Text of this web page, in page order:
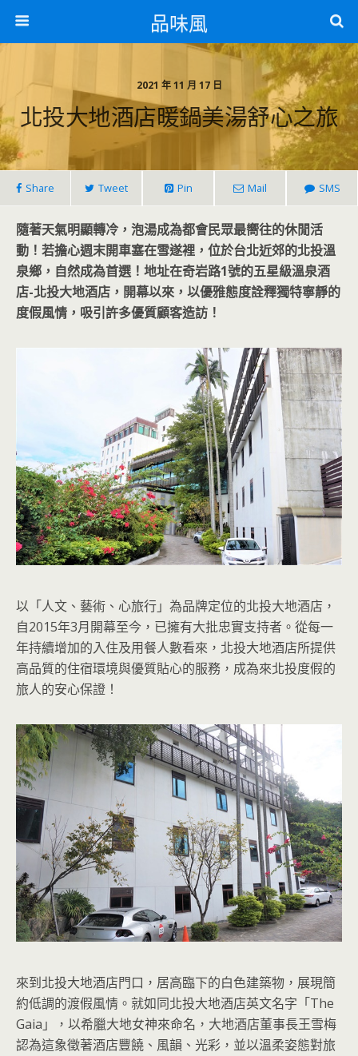
品味風
2021 年 11 月 17 日
北投大地酒店暖鍋美湯舒心之旅
Share Tweet Pin Mail SMS
隨著天氣明顯轉冷，泡湯成為都會民眾最嚮往的休閒活
動！若擔心週末開車塞在雪遂裡，位於台北近郊的北投溫
泉鄉，自然成為首選！地址在奇岩路1號的五星級溫泉酒
店-北投大地酒店，開幕以來，以優雅態度詮釋獨特寧靜的
度假風情，吸引許多優質顧客造訪！
以「人文、藝術、心旅行」為品牌定位的北投大地酒店，
自2015年3月開幕至今，已擁有大批忠實支持者。從每一
年持續增加的入住及用餐人數看來，北投大地酒店所提供
高品質的住宿環境與優質貼心的服務，成為來北投度假的
旅人的安心保證！
來到北投大地酒店門口，居高臨下的白色建築物，展現簡
約低調的渡假風情。就如同北投大地酒店英文名字「The
Gaia」，以希臘大地女神來命名，大地酒店董事長王雪梅
認為這象徵著酒店豐饒、風韻、光彩，並以溫柔姿態對旅